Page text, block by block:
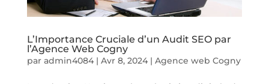
L’Importance Cruciale d’un Audit SEO par
l’Agence Web Cogny
par admin4084| Avr 8, 2024| Agence web Cogny